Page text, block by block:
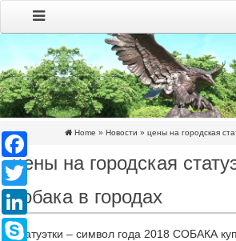
Home » Новости » цены на городская
цены на городская
собака в городах
Статуэтки – символ года 2018 СОБАКА
Facebook
Twitter
LinkedIn